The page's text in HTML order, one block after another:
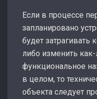
Если в процессе
запланировано
будет затрагивать
либо изменить
функциональное
в целом, то
объекта следует